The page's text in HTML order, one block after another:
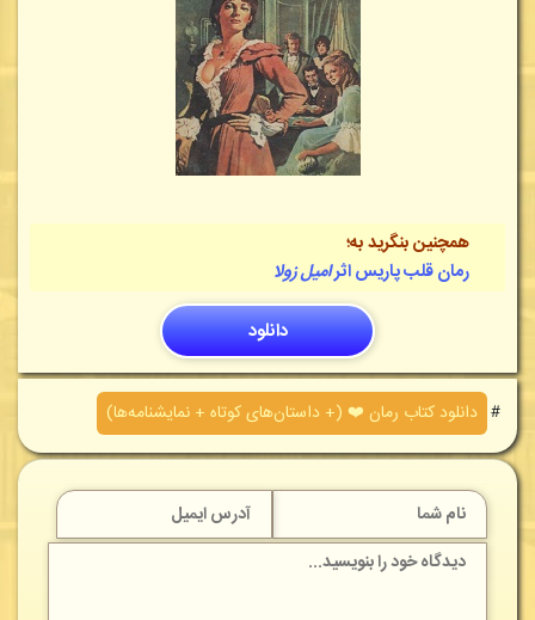
همچنین بنگرید به؛
رمان قلب پاریس اثرامیل زولا
دانلود
＃ دانلود کتاب رمان ❤️ (+ داستان‌های کوتاه + نمایشنامه‌ها)